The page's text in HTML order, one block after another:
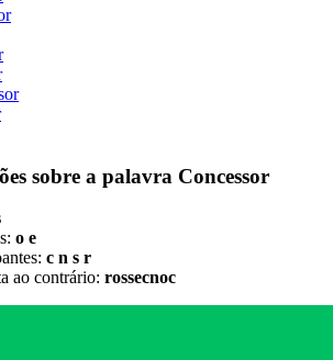
sobre a palavra Concessor
o e
c n s r
ao contrário: rossecnoc